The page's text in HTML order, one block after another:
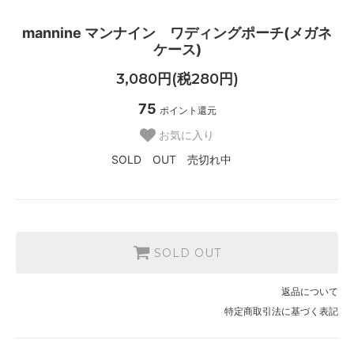
mannine マンナイン ワディングポーチ(メガネ
ケース)
3,080円(税280円)
75 ポイント還元
お気に入り
SOLD OUT 売切れ中
SOLD OUT
返品について
特定商取引法に基づく表記